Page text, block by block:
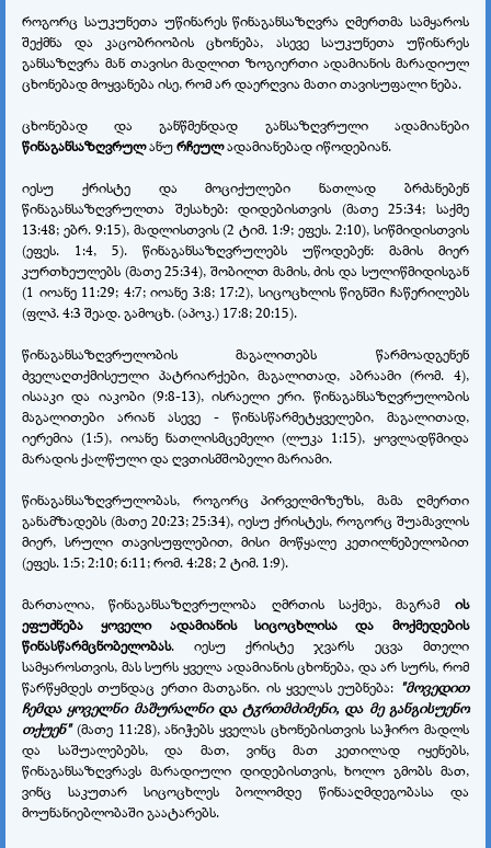
როგორც საუკუნეთა უწინარეს წინაგანსაზღვრა ღმერთმა სამყაროს
შექმნა და კაცობრიობის ცხონება, ასევე საუკუნეთა უწინარეს
განსაზღვრა მან თავისი მადლით ზოგიერთი ადამიანის მარადიულ
ცხონებად მოყვანება ისე, რომ არ დაერღვია მათი თავისუფალი ნება.
ცხონებად და განწმენდად განსაზღვრული ადამიანები
წინაგანსაზღვრულანურჩეულადამიანებად იწოდებიან.
იესუ ქრისტე და მოციქულები ნათლად ბრძანებენ
წინაგანსაზღვრულთა შესახებ: დიდებისთვის (მათე 25:34; საქმე
13:48; ებრ. 9:15), მადლისთვის (2 ტიმ. 1:9; ეფეს. 2:10), სიწმიდისთვის
(ეფეს. 1:4, 5). წინაგანსაზღვრულებს უწოდებენ: მამის მიერ
კურთხეულებს (მათე 25:34), შობილთ მამის, ძის და სულიწმიდისგან
(1 იოანე 11:29; 4:7; იოანე 3:8; 17:2), სიცოცხლის წიგნში ჩაწერილებს
(ფლპ. 4:3 შეად. გამოცხ. (აპოკ.) 17:8; 20:15).
წინაგანსაზღვრულობის მაგალითებს წარმოადგენენ
ძველაღთქმისეული პატრიარქები, მაგალითად, აბრაამი (რომ. 4),
ისააკი და იაკობი (9:8-13), ისრაელი ერი. წინაგანსაზღვრულობის
მაგალითები არიან ასევე - წინასწარმეტყველები, მაგალითად,
იერემია (1:5), იოანე ნათლისმცემელი (ლუკა 1:15), ყოვლადწმიდა
მარადის ქალწული და ღვთისმშობელი მარიამი.
წინაგანსაზღვრულობას, როგორც პირველმიზეზს, მამა ღმერთი
განამზადებს (მათე 20:23; 25:34), იესუ ქრისტეს, როგორც შუამავლის
მიერ, სრული თავისუფლებით, მისი მოწყალე კეთილნებელობით
(ეფეს. 1:5; 2:10; 6:11; რომ. 4:28; 2 ტიმ. 1:9).
მართალია, წინაგანსაზღვრულობა ღმრთის საქმეა, მაგრამ ის
ეფუძნება ყოველი ადამიანის სიცოცხლისა და მოქმედების
წინასწარმცნობელობას. იესუ ქრისტე ჯვარს ეცვა მთელი
სამყაროსთვის, მას სურს ყველა ადამიანის ცხონება, და არ სურს, რომ
წარწყმდეს თუნდაც ერთი მათგანი. ის ყველას ეუბნება: "მოვედით
ჩემდა ყოველნი მაშურალნი და ტჳრთმძიმენი, და მე განგისუენო
თქუენ"(მათე 11:28), ანიჭებს ყველას ცხონებისთვის საჭირო მადლს
და საშუალებებს, და მათ, ვინც მათ კეთილად იყენებს,
წინაგანსაზღვრავს მარადიული დიდებისთვის, ხოლო გმობს მათ,
ვინც საკუთარ სიცოცხლეს ბოლომდე წინააღმდეგობასა და
მოუნანიებლობაში გაატარებს.